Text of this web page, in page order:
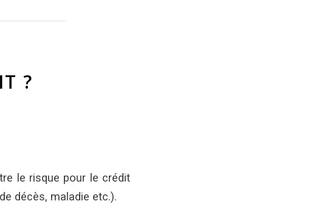
?
le risque pour le crédit
décès, maladie etc.).